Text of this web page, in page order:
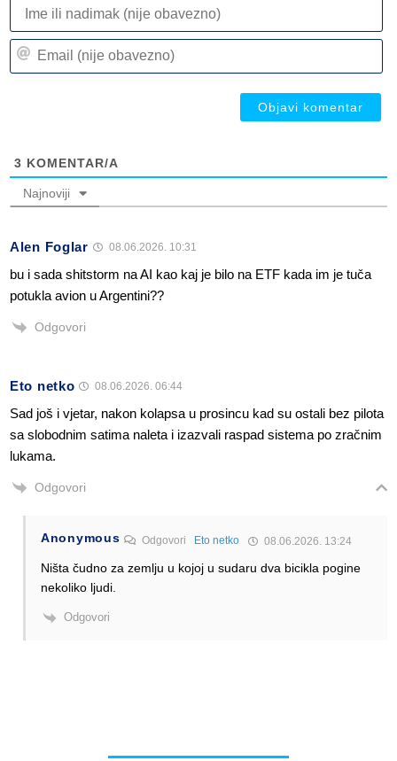
3 KOMENTAR/A
Najnoviji
Alen Foglar 08.06.2026. 10:31
bu i sada shitstorm na AI kao kaj je bilo na ETF kada im je tuča
potukla avion u Argentini??
Odgovori
Eto netko 08.06.2026. 06:44
Sad još i vjetar, nakon kolapsa u prosincu kad su ostali bez pilota
sa slobodnim satima naleta i izazvali raspad sistema po zračnim
lukama.
Odgovori
Anonymous Odgovori Eto netko 08.06.2026. 13:24
Ništa čudno za zemlju u kojoj u sudaru dva bicikla pogine
nekoliko ljudi.
Odgovori